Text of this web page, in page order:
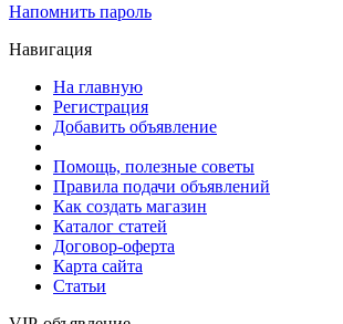
Напомнить пароль
Навигация
На главную
Регистрация
Добавить объявление
Помощь, полезные советы
Правила подачи объявлений
Как создать магазин
Каталог статей
Договор-оферта
Карта сайта
Статьи